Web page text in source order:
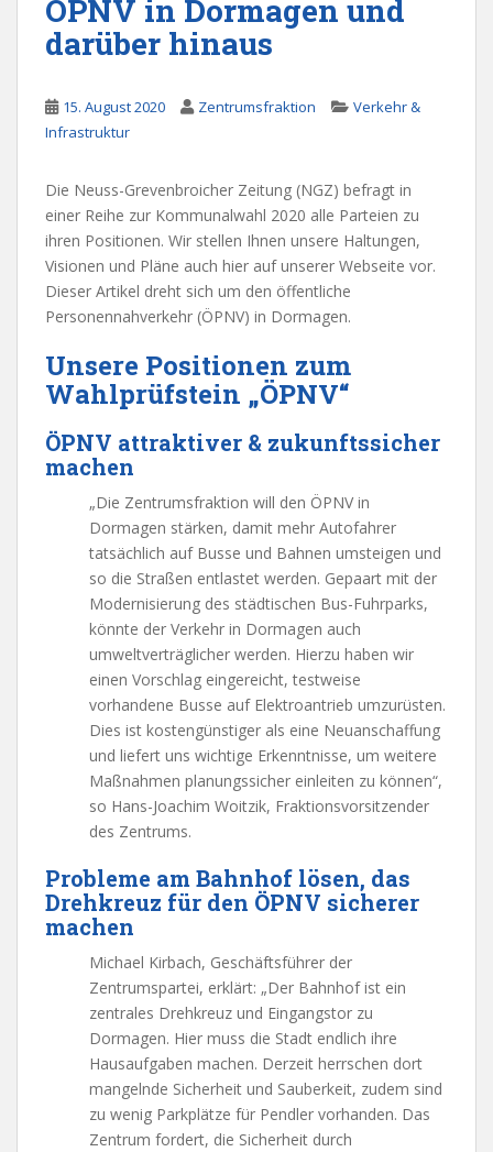
ÖPNV in Dormagen und
darüber hinaus
15. August 2020 Zentrumsfraktion
Verkehr &
Infrastruktur
Die Neuss-Grevenbroicher Zeitung (NGZ) befragt in
einer Reihe zur Kommunalwahl 2020 alle Parteien zu
ihren Positionen. Wir stellen Ihnen unsere Haltungen,
Visionen und Pläne auch hier auf unserer Webseite vor.
Dieser Artikel dreht sich um den öffentliche
Personennahverkehr (ÖPNV) in Dormagen.
Unsere Positionen zum
Wahlprüfstein „ÖPNV“
ÖPNV attraktiver & zukunftssicher
machen
„Die Zentrumsfraktion will den ÖPNV in
Dormagen stärken, damit mehr Autofahrer
tatsächlich auf Busse und Bahnen umsteigen und
so die Straßen entlastet werden. Gepaart mit der
Modernisierung des städtischen Bus-Fuhrparks,
könnte der Verkehr in Dormagen auch
umweltverträglicher werden. Hierzu haben wir
einen Vorschlag eingereicht, testweise
vorhandene Busse auf Elektroantrieb umzurüsten.
Dies ist kostengünstiger als eine Neuanschaffung
und liefert uns wichtige Erkenntnisse, um weitere
Maßnahmen planungssicher einleiten zu können“,
so Hans-Joachim Woitzik, Fraktionsvorsitzender
des Zentrums.
Probleme am Bahnhof lösen, das
Drehkreuz für den ÖPNV sicherer
machen
Michael Kirbach, Geschäftsführer der
Zentrumspartei, erklärt: „Der Bahnhof ist ein
zentrales Drehkreuz und Eingangstor zu
Dormagen. Hier muss die Stadt endlich ihre
Hausaufgaben machen. Derzeit herrschen dort
mangelnde Sicherheit und Sauberkeit, zudem sind
zu wenig Parkplätze für Pendler vorhanden. Das
Zentrum fordert, die Sicherheit durch